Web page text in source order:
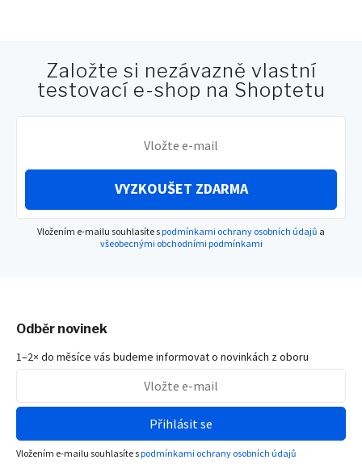
Založte si nezávazně vlastní
testovací e-shop na Shoptetu
VYZKOUŠET ZDARMA
Vložením e-mailu souhlasíte spodmínkami ochrany osobních údajů a
všeobecnými obchodními podmínkami
Odběr novinek
1–2× do měsíce vás budeme informovat o novinkách z oboru
Přihlásit se
Vložením e-mailu souhlasíte spodmínkami ochrany osobních údajů